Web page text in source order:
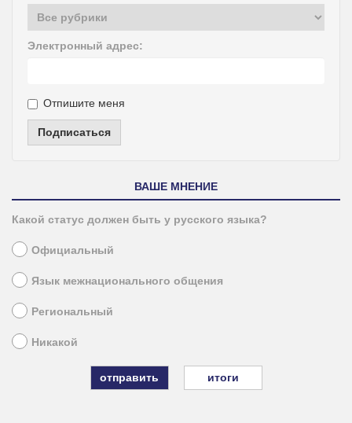
Электронный адрес:
Отпишите меня
Подписаться
ВАШЕ МНЕНИЕ
Какой статус должен быть у русского языка?
Официальный
Язык межнационального общения
Региональный
Никакой
итоги